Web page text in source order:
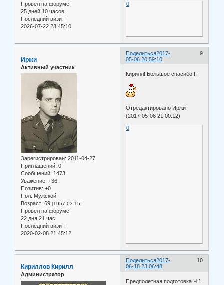
Провел на форуме:
25 дней 10 часов
Последний визит:
2026-07-22 23:45:10
0
Поделиться 9
2017-
05-06 20:59:10
Иржи
Активный участник
Зарегистрирован: 2011-04-27
Приглашений: 0
Сообщений: 1473
Уважение: +36
Позитив: +0
Пол: Мужской
Возраст: 69 [1957-03-15]
Провел на форуме:
22 дня 21 час
Последний визит:
2020-02-08 21:45:12
Кирилл! Большое спасибо!!!
Отредактировано Иржи
(2017-05-06 21:00:12)
0
Поделиться 10
2017-
06-18 23:06:48
Кириллов Кирилл
Администратор
Предполетная подготовка Ч.1